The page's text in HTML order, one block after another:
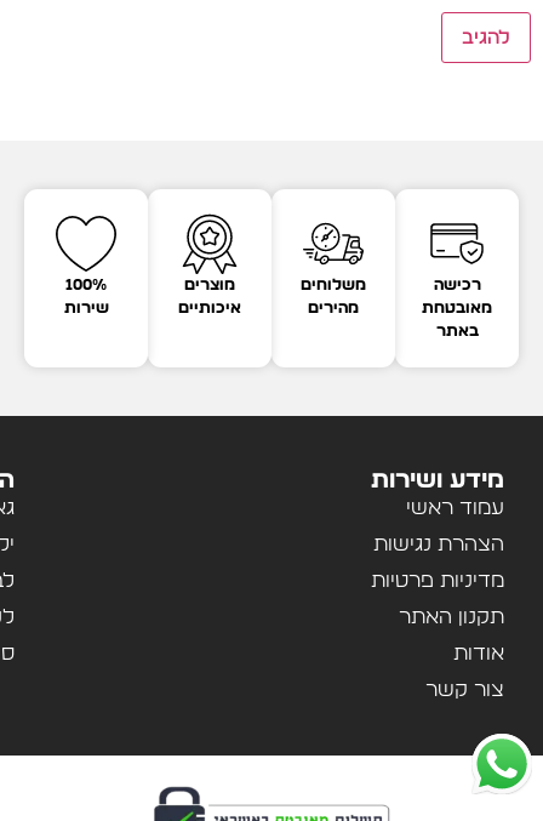
רכישה
מאובטחת
באתר
משלוחים
מהירים
מוצרים
איכותיים
100%
שירות
מידע ושירות
עמוד ראשי
הצהרת נגישות
מדיניות פרטיות
תקנון האתר
אודות
צור קשר